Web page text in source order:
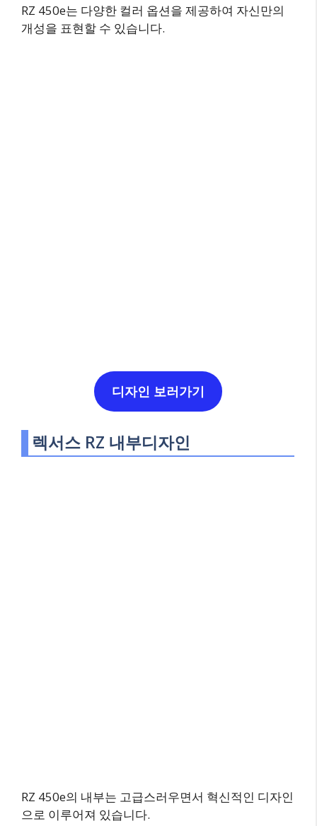
RZ 450e는 다양한 컬러 옵션을 제공하여 자신만의
개성을 표현할 수 있습니다.
디자인 보러가기
렉서스 RZ 내부디자인
RZ 450e의 내부는 고급스러우면서 혁신적인 디자인
으로 이루어져 있습니다.